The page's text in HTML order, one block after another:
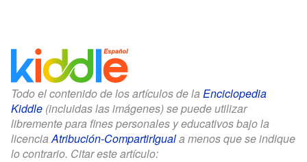
Todo el contenido de los artículos de la Enciclopedia
Kiddle (incluidas las imágenes) se puede utilizar
libremente para fines personales y educativos bajo la
licenciaAtribución-CompartirIguala menos que se indique
lo contrario. Citar este artículo: